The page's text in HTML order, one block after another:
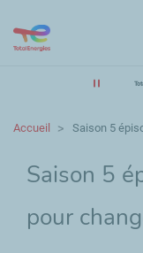
Accueil Saison 5
Saison 5
pour